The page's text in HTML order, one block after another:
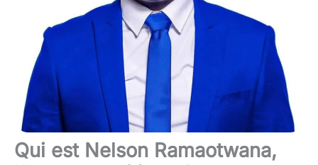
Qui est Nelson Ramaotwana,